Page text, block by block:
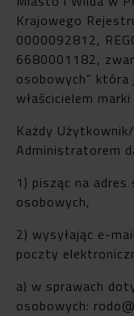
Krajowego
0000092812,
6680001182,
osobowych” która
właścicielem marki
Każdy
Administratorem
1) pisząc na
osobowych,
2) wysyłając e-
poczty
a) w sprawach
osobowych: